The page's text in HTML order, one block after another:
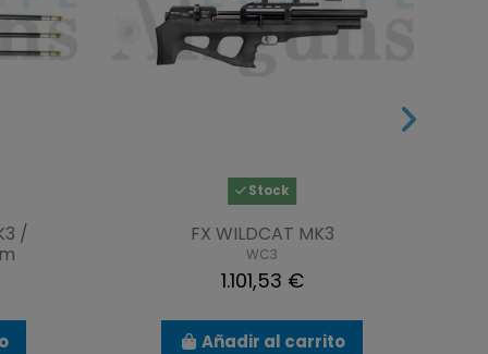
/
Stock
FX WILDCAT MK3
WC3
1.101,53 €
Añadir al carrito